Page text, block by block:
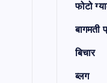
फोटो
बागमती
बिचार
ब्लग